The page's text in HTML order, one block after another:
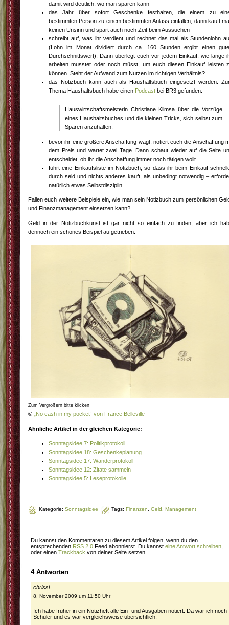
damit wird deutlich, wo man sparen kann
das Jahr über sofort Geschenke festhalten, die einem zu
bestimmten Person zu einem bestimmten Anlass einfallen, dann kauft
keinen Unsinn und spart auch noch Zeit beim Aussuchen
schreibt auf, was ihr verdient und rechnet das mal als Stundenlohn
(Lohn im Monat dividiert durch ca. 160 Stunden ergibt einen
Durchschnittswert). Dann überlegt euch vor jedem Einkauf, wie lange
arbeiten musstet oder noch müsst, um euch diesen Einkauf leisten
können. Steht der Aufwand zum Nutzen im richtigen Verhältnis?
das Notizbuch kann auch als Haushaltsbuch eingesetzt werden.
Thema Haushaltsbuch habe einen Podcast bei BR3 gefunden:
Hauswirtschaftsmeisterin Christiane Klimsa über die Vorzüge
eines Haushaltsbuches und die kleinen Tricks, sich selbst zum
Sparen anzuhalten.
bevor ihr eine größere Anschaffung wagt, notiert euch die Anschaffung
dem Preis und wartet zwei Tage. Dann schaut wieder auf die Seite
entscheidet, ob ihr die Anschaffung immer noch tätigen wollt
führt eine Einkaufsliste im Notizbuch, so dass ihr beim Einkauf
durch seid und nichts anderes kauft, als unbedingt notwendig –
natürlich etwas Selbstdisziplin
Fallen euch weitere Beispiele ein, wie man sein Notizbuch zum persönlichen
und Finanzmanagement einsetzen kann?
Geld in der Notizbuchkunst ist gar nicht so einfach zu finden, aber ich
dennoch ein schönes Beispiel aufgetrieben:
Zum Vergrößern bitte klicken
© „No cash in my pocket“ von France Belleville
Ähnliche Artikel in der gleichen Kategorie:
Sonntagsidee 7: Politikprotokoll
Sonntagsidee 18: Geschenkeplanung
Sonntagsidee 17: Wanderprotokoll
Sonntagsidee 12: Zitate sammeln
Sonntagsidee 5: Leseprotokolle
Kategorie: Sonntagsidee Tags: Finanzen Geld Management
Du kannst den Kommentaren zu diesem Artikel folgen, wenn du den
entsprechenden RSS 2.0 Feed abonnierst. Du kannst eine Antwort schreiben
oder einen Trackback von deiner Seite setzen.
4 Antworten
chrissi
8. November 2009 um 11:50 Uhr
Ich habe früher in ein Notizheft alle Ein- und Ausgaben notiert. Da war ich noch
Schüler und es war vergleichsweise übersichtlich.